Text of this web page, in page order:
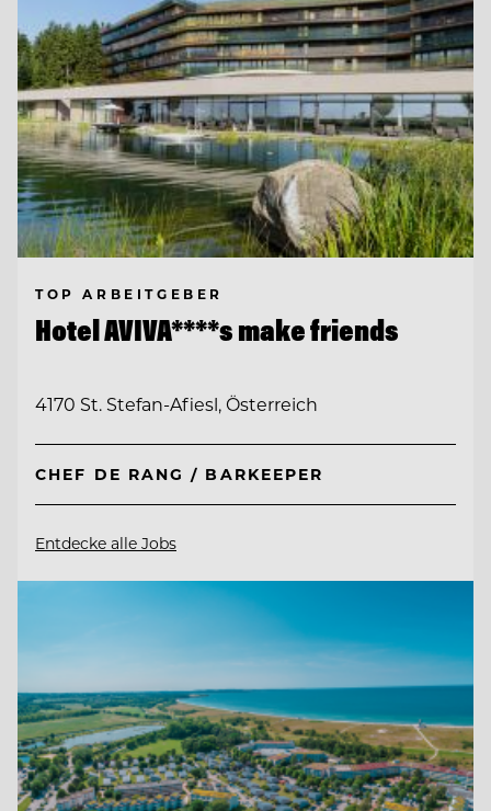
TOP ARBEITGEBER
Hotel AVIVA****s make friends
4170 St. Stefan-Afiesl, Österreich
CHEF DE RANG / BARKEEPER
Entdecke alle Jobs